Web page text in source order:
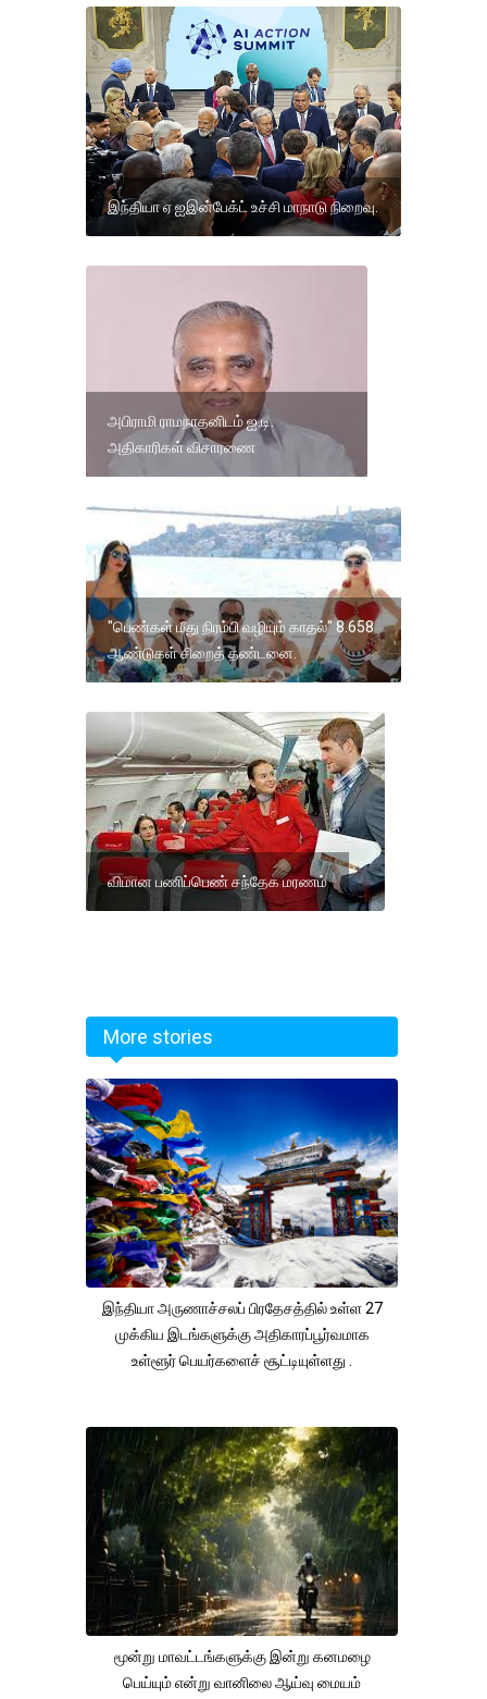
இந்தியா ஏ ஐஇன்பேக்ட் உச்சி மாநாடு நிறைவு.
அபிராமி ராமநாதனிடம் ஐ.டி.
அதிகாரிகள் விசாரணை
"பெண்கள் மீது நிரம்பி வழியும் காதல்" 8.658
ஆண்டுகள் சிறைத் தண்டனை.
விமான பணிப்பெண் சந்தேக மரணம்
More stories
இந்தியா அருணாச்சலப் பிரதேசத்தில் உள்ள 27
முக்கிய இடங்களுக்கு அதிகாரப்பூர்வமாக
உள்ளூர் பெயர்களைச் சூட்டியுள்ளது .
மூன்று மாவட்டங்களுக்கு இன்று கனமழை
பெய்யும் என்று வானிலை ஆய்வு மையம்